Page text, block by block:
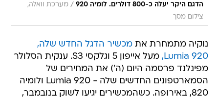
הדגם היקר יעלה כ-800 דולרים. לומיה 920 / מערכת וואלה,
צילום מסך
נוקיה מתמחרת אתמכשיר הדגל החדש שלה,
Lumia 920,
מעל אייפון 5 וגלקסי S3. ענקית הסלולר
מפינלנד פרסמה היום (ה') את המחירים של
הסמארטפונים החדשים שלה - Lumia 920 ולומיה
820, באירופה. כשהמכשירים יגיעו לשוק בנובמבר,